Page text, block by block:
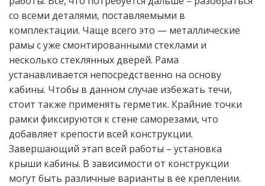
со всеми деталями, поставляемыми в
комплектации. Чаще всего это — металлические
рамы с уже смонтированными стеклами и
несколько стеклянных дверей. Рама
устанавливается непосредственно на основу
кабины. Чтобы в данном случае избежать течи,
стоит также применять герметик. Крайние точки
рамки фиксируются к стене саморезами, что
добавляет крепости всей конструкции.
Завершающий этап всей работы – установка
крыши кабины. В зависимости от конструкции
могут быть различные варианты в ее креплении.